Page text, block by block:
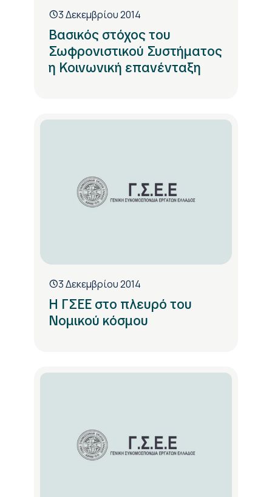
3 Δεκεμβρίου 2014
Βασικός στόχος του
Σωφρονιστικού Συστήματος
η Κοινωνική επανένταξη
3 Δεκεμβρίου 2014
Η ΓΣΕΕ στο πλευρό του
Νομικού κόσμου